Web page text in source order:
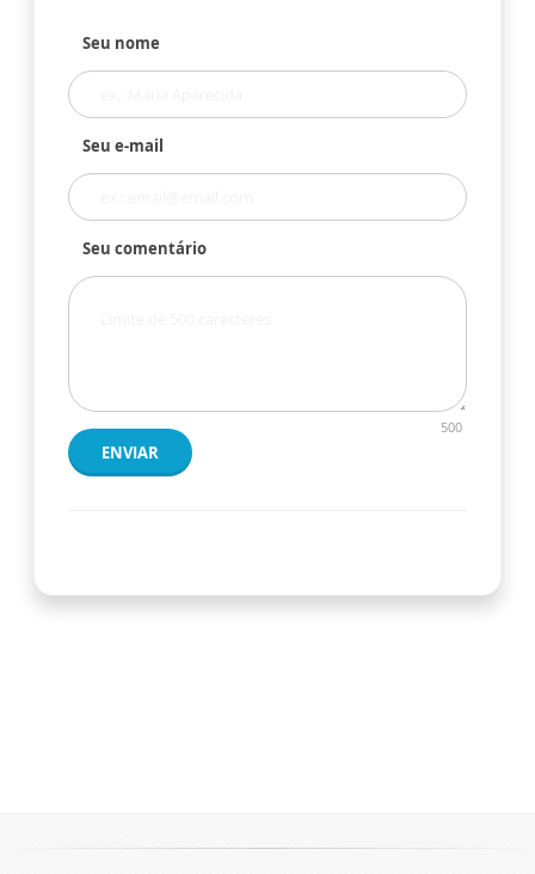
Seu nome
Seu e-mail
Seu comentário
500
ENVIAR